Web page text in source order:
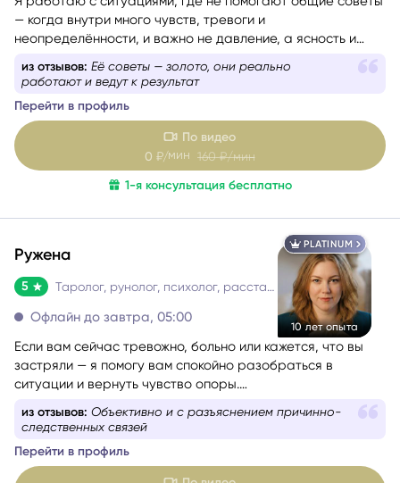
— когда внутри много чувств, тревоги и
неопределённости, и важно не давление, а ясность и
опора. Моя задача — мягко помочь разобраться и пройти
этот этап спокойно и устойчиво.
из отзывов: Её советы — золото, они реально
работают и ведут к результат
Перейти в профиль
По видео
0 ₽/мин 160 ₽/мин
1-я консультация бесплатно
PLATINUM
10 лет опыта
Ружена
5 Таролог, рунолог, психолог, расстановщик
Офлайн до завтра, 05:00
Если вам сейчас тревожно, больно или кажется, что вы
застряли — я помогу вам спокойно разобраться в
ситуации и вернуть чувство опоры.
осуждённой. Я мягко и бережно проведу вас через
решение, которое принесёт облегчение.
из отзывов: Объективно и с разъяснением причинно-
следственных связей
Перейти в профиль